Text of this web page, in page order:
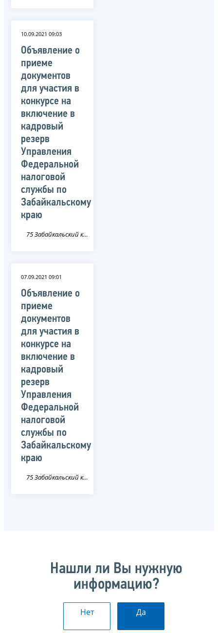
10.09.2021 09:03
Объявление о
приеме
документов
для участия в
конкурсе на
включение в
кадровый
резерв
Управления
Федеральной
налоговой
службы по
Забайкальскому
краю
75 Забайкальский край
07.09.2021 09:01
Объявление о
приеме
документов
для участия в
конкурсе на
включение в
кадровый
резерв
Управления
Федеральной
налоговой
службы по
Забайкальскому
краю
75 Забайкальский край
Нашли ли Вы нужную
информацию?
Нет Да